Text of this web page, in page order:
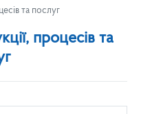
та послуг
процесів та